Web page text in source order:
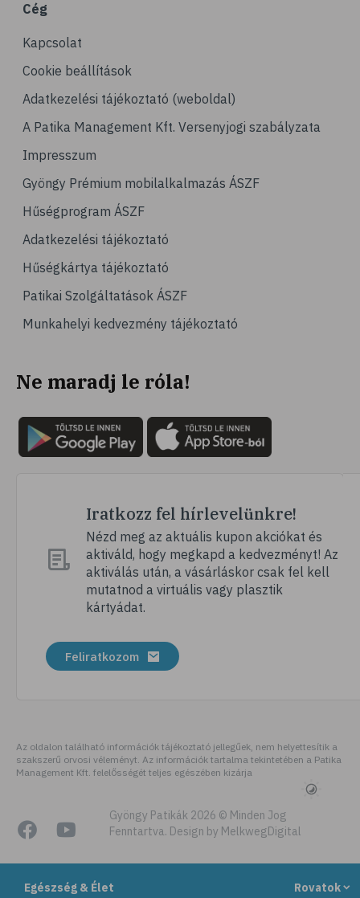
Egészség & Élet Rovatok
# csonttörés
# mozgásszervi problémák
# köszvény
# ínhüvelygyulladás
# tél
# vérnyomásmérés
# kardiológia
# kardiovaszkuláris betegségek
# szív- és érrendszer
# vérnyomás
# mozgás
# pszichológia
# hátfájás
# vérnyomáscsökkentés
# megfázás
# influenza
# fertőző betegségek
# köhögés
# immunerősítés
# kézmosás
# szépségápolás
# bőrápolás
# izlandi zuzmó
Cég
Kapcsolat
Cookie beállítások
Adatkezelési tájékoztató (weboldal)
A Patika Management Kft. Versenyjogi szabályzata
Impresszum
Gyöngy Prémium mobilalkalmazás ÁSZF
Hűségprogram ÁSZF
Adatkezelési tájékoztató
Hűségkártya tájékoztató
Patikai Szolgáltatások ÁSZF
Munkahelyi kedvezmény tájékoztató
Ne maradj le róla!
Iratkozz fel hírlevelünkre!
Nézd meg az aktuális kupon akciókat és
aktiváld, hogy megkapd a kedvezményt! Az
aktiválás után, a vásárláskor csak fel kell
mutatnod a virtuális vagy plasztik
kártyádat.
Feliratkozom
Az oldalon található információk tájékoztató jellegűek, nem helyettesítik a
szakszerű orvosi véleményt. Az információk tartalma tekintetében a Patika
Management Kft. felelősségét teljes egészében kizárja
Gyöngy Patikák 2026 © Minden Jog
Fenntartva. Design by MelkwegDigital